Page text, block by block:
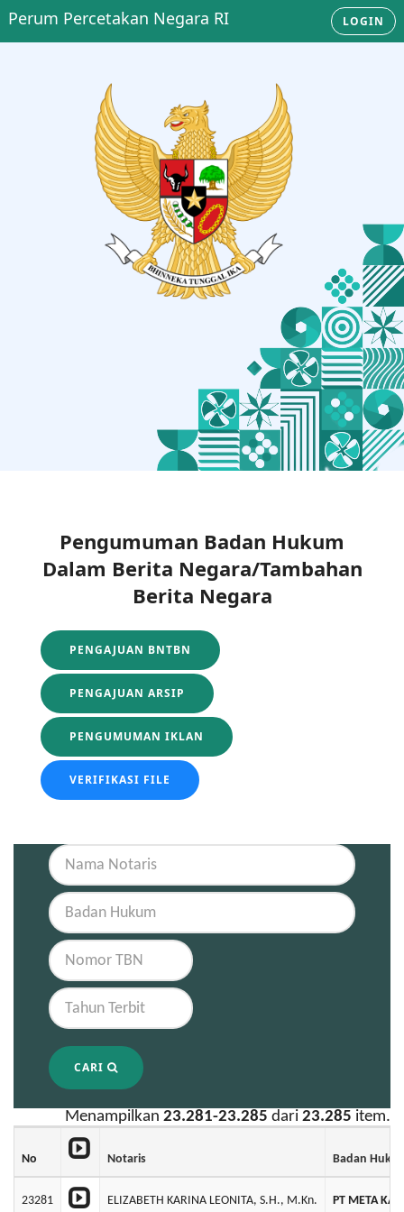
Perum Percetakan Negara RI LOGIN
Pengumuman Badan Hukum
Dalam Berita Negara/Tambahan
Berita Negara
PENGAJUAN BNTBN
PENGAJUAN ARSIP
PENGUMUMAN IKLAN
VERIFIKASI FILE
CARI
Menampilkan 23.281-23.285 dari 23.285 item.
No Notaris Badan
23281 ELIZABETH KARINA LEONITA, S.H., M.Kn. PT META